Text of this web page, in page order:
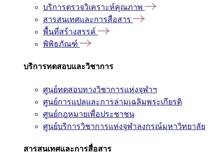
บริการตรวจวิเคราะห์คุณภาพ
สารสนเทศและการสื่อสาร
พื้นที่สร้างสรรค์
พิพิธภัณฑ์
บริการทดสอบและวิชาการ
ศูนย์ทดสอบทางวิชาการแห่งจุฬาฯ
ศูนย์การแปลและการล่ามเฉลิมพระเกียรติ
ศูนย์กฎหมายเพื่อประชาชน
ศูนย์บริการวิชาการแห่งจุฬาลงกรณ์มหาวิทยาลัย
สารสนเทศและการสื่อสาร